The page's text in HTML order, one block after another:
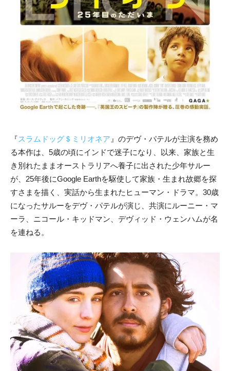
『スラムドッグ＄ミリオネア 』のデヴ・パテルが主演を務め
る本作は、5歳の頃にインドで迷子になり、以来、家族と生
き別れたままオーストラリアへ養子に出された少年サルー
が、25年後にGoogle Earthを駆使して家族・生まれ故郷を探
すさまを描く、実話から生まれたヒューマン・ドラマ。30歳
になったサルーをデヴ・パテルが演じ、共演にルーニー・マ
ーラ、ニコール・キッドマン、デヴィッド・ウェンハムが名
を連ねる。